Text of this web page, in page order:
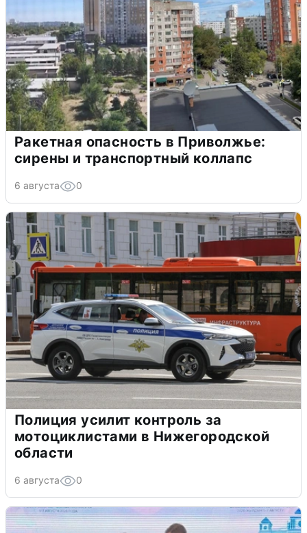
Ракетная опасность в Приволжье:
сирены и транспортный коллапс
6 августа 0
Полиция усилит контроль за
мотоциклистами в Нижегородской
области
6 августа 0